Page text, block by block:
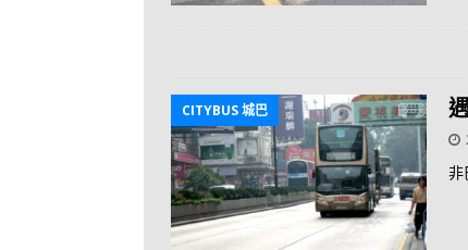
CITYBUS 城巴
非